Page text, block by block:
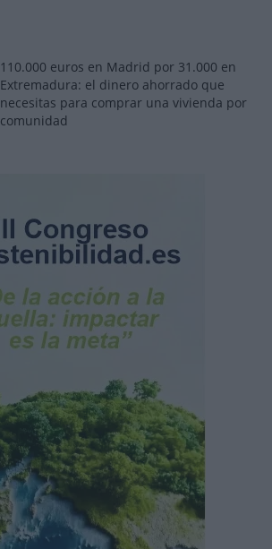
110.000 euros en Madrid por 31.000 en
Extremadura: el dinero ahorrado que
necesitas para comprar una vivienda por
comunidad